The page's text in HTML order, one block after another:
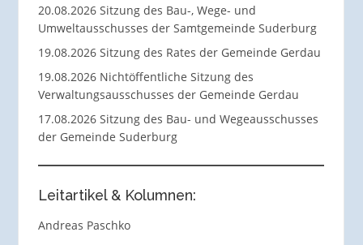
20.08.2026 Sitzung des Bau-, Wege- und
Umweltausschusses der Samtgemeinde Suderburg
19.08.2026 Sitzung des Rates der Gemeinde Gerdau
19.08.2026 Nichtöffentliche Sitzung des
Verwaltungsausschusses der Gemeinde Gerdau
17.08.2026 Sitzung des Bau- und Wegeausschusses
der Gemeinde Suderburg
Leitartikel & Kolumnen:
Andreas Paschko